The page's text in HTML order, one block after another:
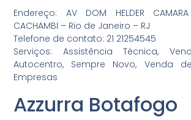
Endereço: AV DOM HELDER
CACHAMBI – Rio de Janeiro – RJ
Telefone de contato: 21 21254545
Serviços: Assistência Técnica,
Autocentro, Sempre Novo, Venda
Empresas
Azzurra Botafogo